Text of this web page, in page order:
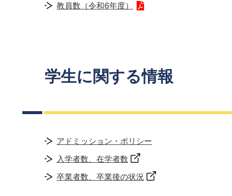
教員数（令和6年度）
学生に関する情報
アドミッション・ポリシー
入学者数、在学者数
卒業者数、卒業後の状況